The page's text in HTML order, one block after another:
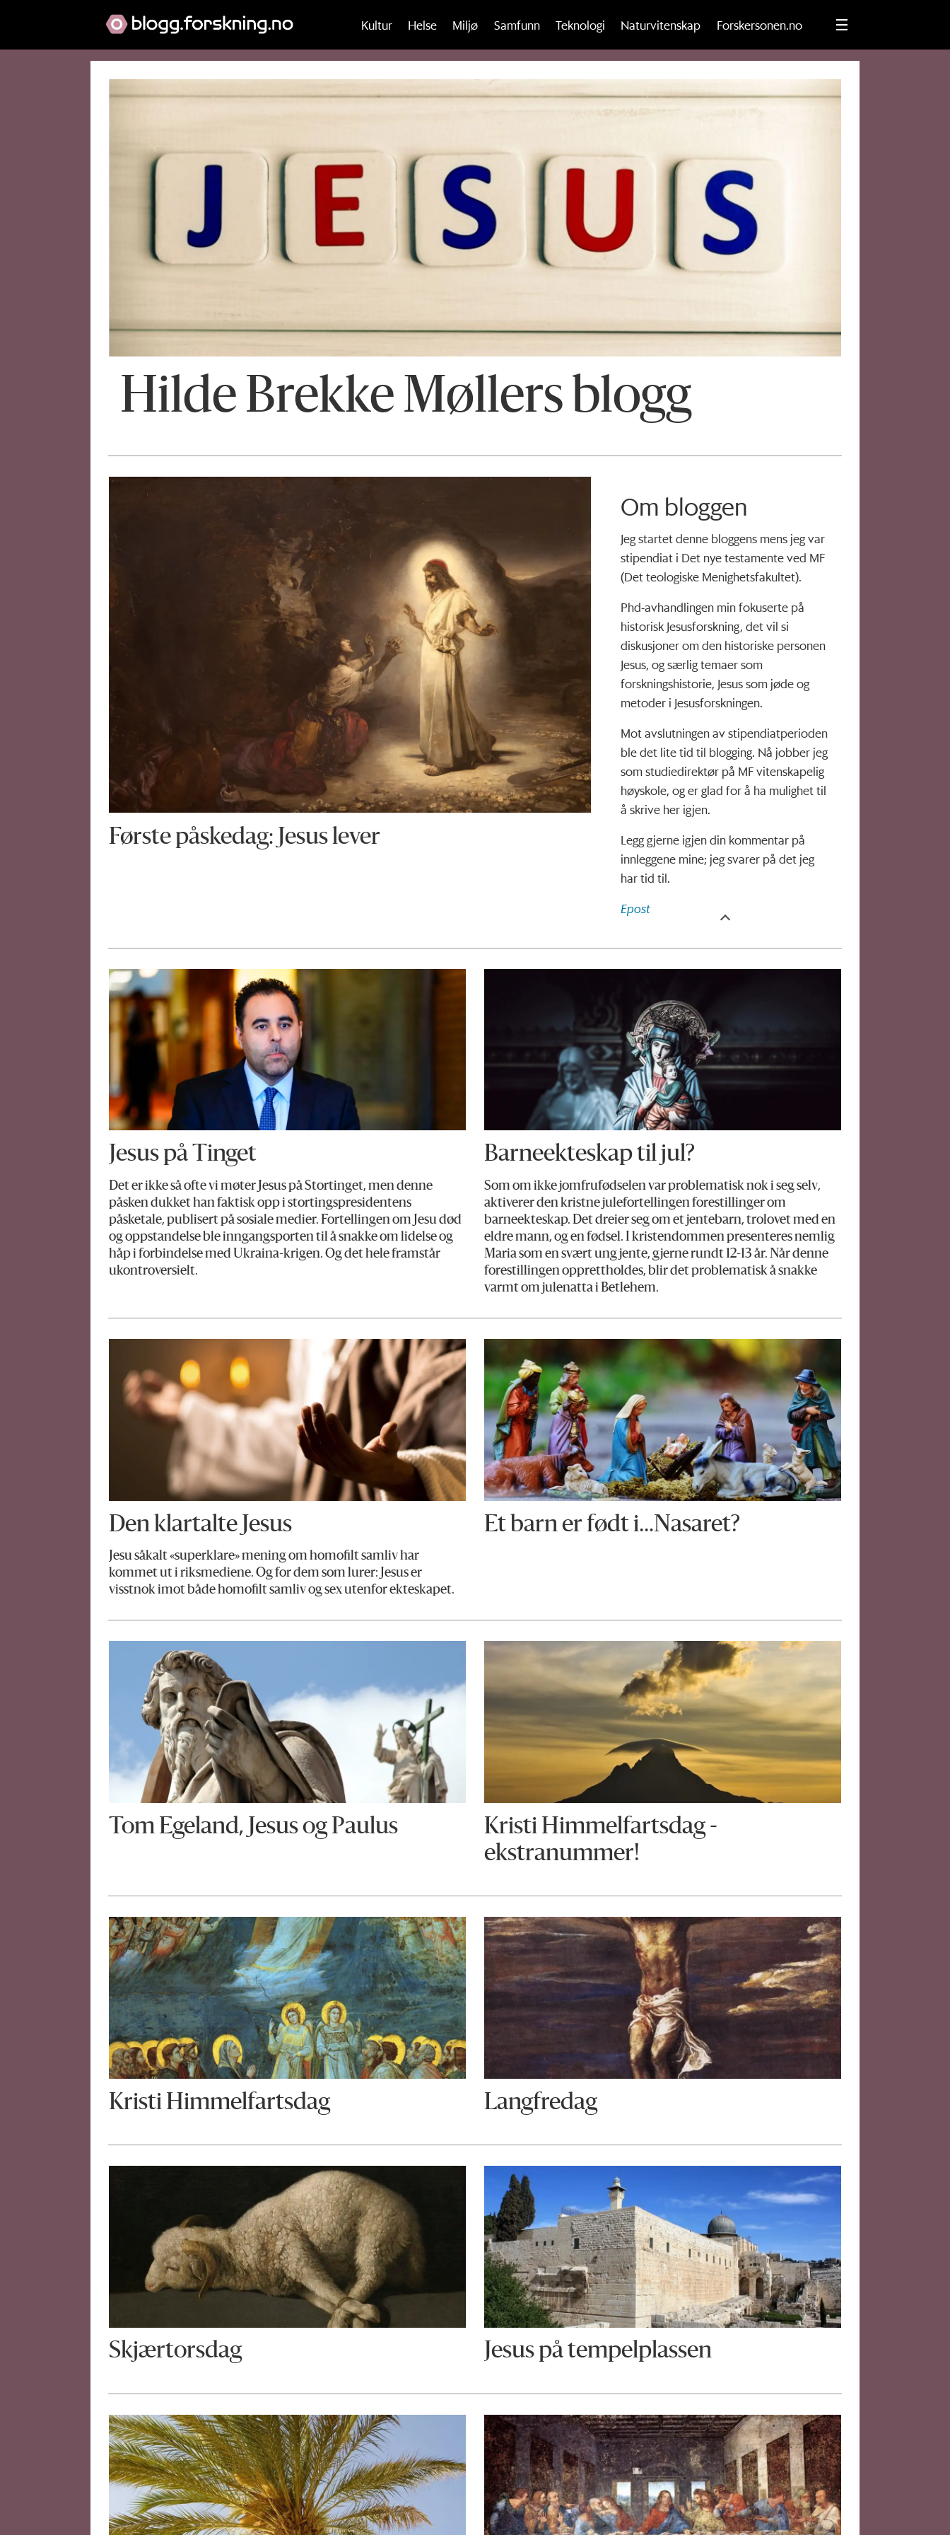
Kultur Helse Miljø Samfunn Teknologi Naturvitenskap Forskersonen.no
Hilde Brekke Møllers blogg
Første påskedag: Jesus lever
Om bloggen
Jeg startet denne bloggens mens jeg var
stipendiat i Det nye testamente ved MF
(Det teologiske Menighetsfakultet).
Phd-avhandlingen min fokuserte på
historisk Jesusforskning, det vil si
diskusjoner om den historiske personen
Jesus, og særlig temaer som
forskningshistorie, Jesus som jøde og
metoder i Jesusforskningen.
Mot avslutningen av stipendiatperioden
ble det lite tid til blogging. Nå jobber jeg
som studiedirektør på MF vitenskapelig
høyskole, og er glad for å ha mulighet til
å skrive her igjen.
Legg gjerne igjen din kommentar på
innleggene mine; jeg svarer på det jeg
har tid til.
Epost
Jesus på Tinget
Det er ikke så ofte vi møter Jesus på Stortinget, men denne
påsken dukket han faktisk opp i stortingspresidentens
påsketale, publisert på sosiale medier. Fortellingen om Jesu død
og oppstandelse ble inngangsporten til å snakke om lidelse og
håp i forbindelse med Ukraina-krigen. Og det hele framstår
ukontroversielt.
Barneekteskap til jul?
Som om ikke jomfrufødselen var problematisk nok i seg selv,
aktiverer den kristne julefortellingen forestillinger om
barneekteskap. Det dreier seg om et jentebarn, trolovet med en
eldre mann, og en fødsel. I kristendommen presenteres nemlig
Maria som en svært ung jente, gjerne rundt 12-13 år. Når denne
forestillingen opprettholdes, blir det problematisk å snakke
varmt om julenatta i Betlehem.
Den klartalte Jesus
Jesu såkalt «superklare» mening om homofilt samliv har
kommet ut i riksmediene. Og for dem som lurer: Jesus er
visstnok imot både homofilt samliv og sex utenfor ekteskapet.
Et barn er født i…Nasaret?
Tom Egeland, Jesus og Paulus
Kristi Himmelfartsdag -
ekstranummer!
Kristi Himmelfartsdag Langfredag
Skjærtorsdag Jesus på tempelplassen